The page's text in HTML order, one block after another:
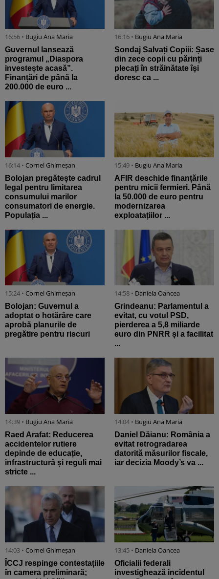
16:56 • Bugiu ⁠Ana Maria
Guvernul lansează
programul „Diaspora
investește acasă”.
Finanțări de până la
200.000 de euro ...
16:16 • Bugiu ⁠Ana Maria
Sondaj Salvați Copiii: Șase
din zece copii cu părinți
plecați în străinătate își
doresc ca ...
16:14 • Cornel Ghimeșan
Bolojan pregătește cadrul
legal pentru limitarea
consumului marilor
consumatori de energie.
Populația ...
15:49 • Bugiu ⁠Ana Maria
AFIR deschide finanțările
pentru micii fermieri. Până
la 50.000 de euro pentru
modernizarea
exploatațiilor ...
15:24 • Cornel Ghimeșan
Bolojan: Guvernul a
adoptat o hotărâre care
aprobă planurile de
pregătire pentru riscuri
14:58 • Daniela Oancea
Grindeanu: Parlamentul a
evitat, cu votul PSD,
pierderea a 5,8 miliarde
euro din PNRR și a facilitat
...
14:39 • Bugiu ⁠Ana Maria
Raed Arafat: Reducerea
accidentelor rutiere
depinde de educație,
infrastructură și reguli mai
stricte ...
14:04 • Bugiu ⁠Ana Maria
Daniel Dăianu: România a
evitat retrogradarea
datorită măsurilor fiscale,
iar decizia Moody’s va ...
14:03 • Cornel Ghimeșan
ÎCCJ respinge contestațiile
în camera preliminară;
13:45 • Daniela Oancea
Oficialii federali
investighează incidentul